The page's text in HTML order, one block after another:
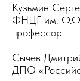
Кузьмин
ФНЦГ им. Ф.Ф.
профессор
Сычев
ДПО